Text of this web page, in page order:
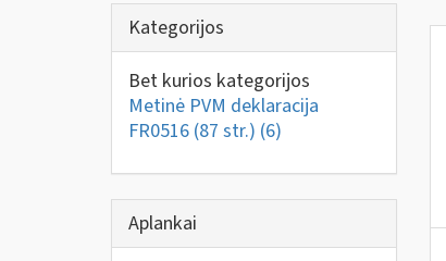
Kategorijos
Bet kurios kategorijos
Metinė PVM deklaracija
FR0516 (87 str.) (6)
Aplankai